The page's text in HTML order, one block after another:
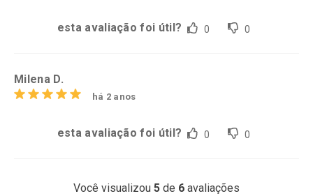
esta avaliação foi útil? 0 0
Milena D.
há 2 anos
esta avaliação foi útil? 0 0
Você visualizou 5 de 6 avaliações